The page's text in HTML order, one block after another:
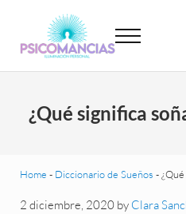
Psicomancias
Menu
¿Qué significa
Home - Diccionario de Sueños -
2 diciembre, 2020 by Clara